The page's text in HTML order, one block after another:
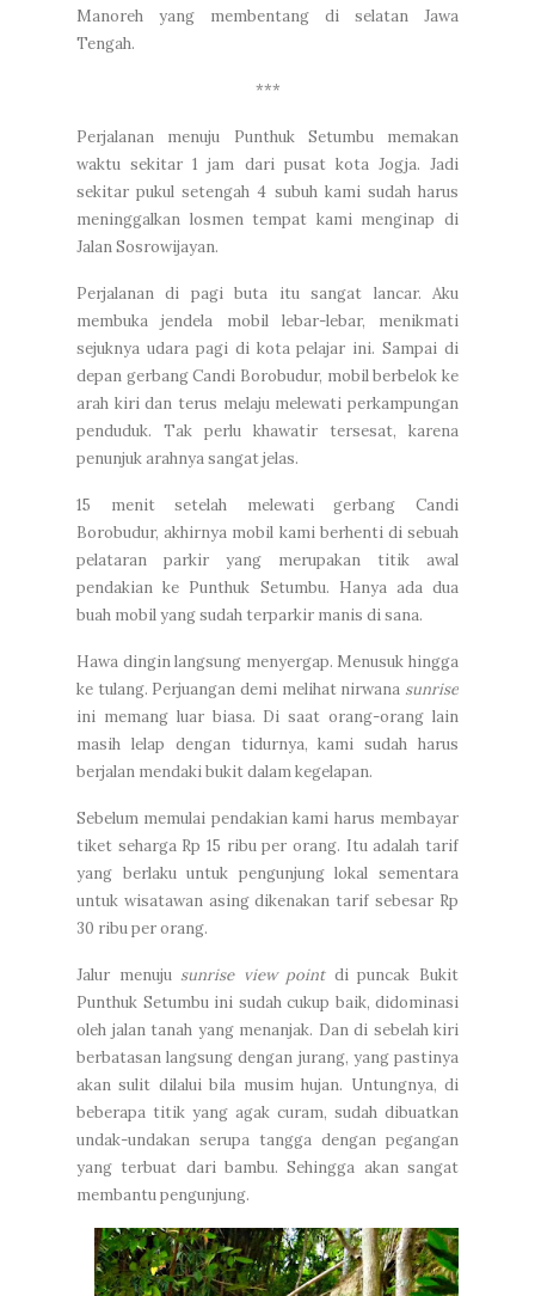
Manoreh yang membentang di selatan Jawa
Tengah.
***
Perjalanan menuju Punthuk Setumbu memakan
waktu sekitar 1 jam dari pusat kota Jogja. Jadi
sekitar pukul setengah 4 subuh kami sudah harus
meninggalkan losmen tempat kami menginap di
Jalan Sosrowijayan.
Perjalanan di pagi buta itu sangat lancar. Aku
membuka jendela mobil lebar-lebar, menikmati
sejuknya udara pagi di kota pelajar ini. Sampai di
depan gerbang Candi Borobudur, mobil berbelok ke
arah kiri dan terus melaju melewati perkampungan
penduduk. Tak perlu khawatir tersesat, karena
penunjuk arahnya sangat jelas.
15 menit setelah melewati gerbang Candi
Borobudur, akhirnya mobil kami berhenti di sebuah
pelataran parkir yang merupakan titik awal
pendakian ke Punthuk Setumbu. Hanya ada dua
buah mobil yang sudah terparkir manis di sana.
Hawa dingin langsung menyergap. Menusuk hingga
ke tulang. Perjuangan demi melihat nirwana sunrise
ini memang luar biasa. Di saat orang-orang lain
masih lelap dengan tidurnya, kami sudah harus
berjalan mendaki bukit dalam kegelapan.
Sebelum memulai pendakian kami harus membayar
tiket seharga Rp 15 ribu per orang. Itu adalah tarif
yang berlaku untuk pengunjung lokal sementara
untuk wisatawan asing dikenakan tarif sebesar Rp
30 ribu per orang.
Jalur menuju sunrise view pointdi puncak Bukit
Punthuk Setumbu ini sudah cukup baik, didominasi
oleh jalan tanah yang menanjak. Dandi sebelah kiri
berbatasan langsung dengan jurang, yang pastinya
akan sulit dilalui bila musim hujan. Untungnya, di
beberapa titik yang agak curam, sudah dibuatkan
undak-undakan serupa tangga dengan pegangan
yang terbuat dari bambu. Sehingga akan sangat
membantu pengunjung.